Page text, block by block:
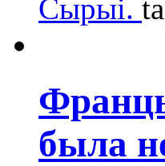
Сырыі.
была